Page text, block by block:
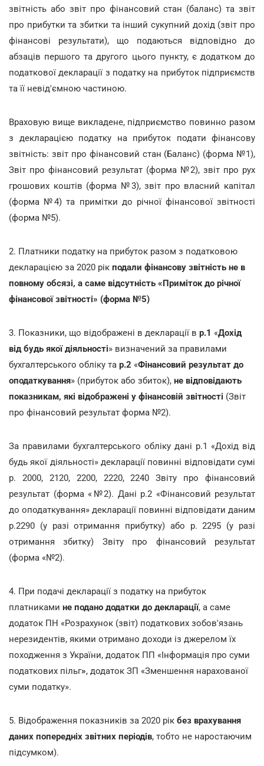
звітність або звіт про фінансовий стан (баланс) та звіт
про прибутки та збитки та інший сукупний дохід (звіт про
фінансові результати), що подаються відповідно до
абзаців першого та другого цього пункту, є додатком до
податкової декларації з податку на прибуток підприємств
та її невід'ємною частиною.
Враховую вище викладене, підприємство повинно разом
з декларацією податку на прибуток подати фінансову
звітність: звіт про фінансовий стан (Баланс) (форма №1),
Звіт про фінансовий результат (форма №2), звіт про рух
грошових коштів (форма №3), звіт про власний капітал
(форма №4) та примітки до річної фінансової звітності
(форма №5).
2. Платники податку на прибуток разом з податковою
декларацією за 2020 рік подали фінансову звітність не в
повному обсязі, а саме відсутність «Приміток до річної
фінансової звітності» (форма №5)
3. Показники, що відображені в декларації в р.1 «Дохід
від будь якої діяльності» визначений за правилами
бухгалтерського обліку та р.2 «Фінансовий результат до
оподаткування» (прибуток або збиток), не відповідають
показникам, які відображені у фінансовій звітності (Звіт
про фінансовий результат форма №2).
За правилами бухгалтерського обліку дані р.1 «Дохід від
будь якої діяльності» декларації повинні відповідати сумі
р. 2000, 2120, 2200, 2220, 2240 Звіту про фінансовий
результат (форма «№2). Дані р.2 «Фінансовий результат
до оподаткування» декларації повинні відповідати даним
р.2290 (у разі отримання прибутку) або р. 2295 (у разі
отримання збитку) Звіту про фінансовий результат
(форма «№2).
4. При подачі декларації з податку на прибуток
платниками не подано додатки до декларації, а саме
додаток ПН «Розрахунок (звіт) податкових зобов'язань
нерезидентів, якими отримано доходи із джерелом їх
походження з України, додаток ПП «Інформація про суми
податкових пільг», додаток ЗП «Зменшення нарахованої
суми податку».
5. Відображення показників за 2020 рік без врахування
даних попередніх звітних періодів, тобто не наростаючим
підсумком).